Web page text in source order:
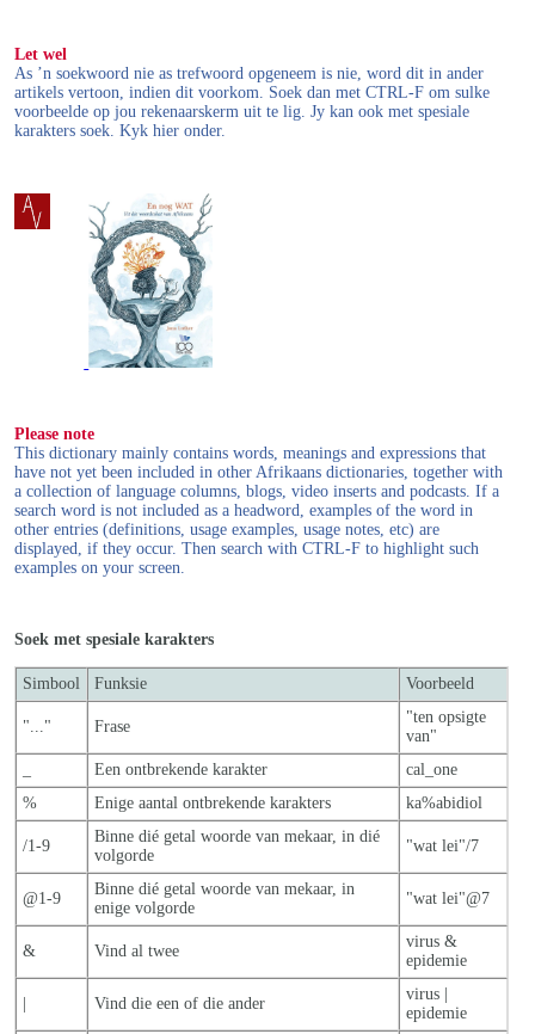
Let wel
As ’n soekwoord nie as trefwoord opgeneem is nie, word dit in ander
artikels vertoon, indien dit voorkom. Soek dan met CTRL-F om sulke
voorbeelde op jou rekenaarskerm uit te lig. Jy kan ook met spesiale
karakters soek. Kyk hier onder.
Please note
This dictionary mainly contains words, meanings and expressions that
have not yet been included in other Afrikaans dictionaries, together with
a collection of language columns, blogs, video inserts and podcasts. If a
search word is not included as a headword, examples of the word in
other entries (definitions, usage examples, usage notes, etc) are
displayed, if they occur. Then search with CTRL-F to highlight such
examples on your screen.
Soek met spesiale karakters
Simbool Funksie Voorbeeld
"..." Frase
"ten opsigte
van"
Een ontbrekende karakter
cal_one
%
Enige aantal ontbrekende karakters ka%abidiol
/1-9
Binne dié getal woorde van mekaar, in dié
volgorde
"wat lei"/7
@1-9
Binne dié getal woorde van mekaar, in
enige volgorde
"wat lei"@7
& Vind al twee
virus &
epidemie
Vind die een of die ander
virus |
epidemie